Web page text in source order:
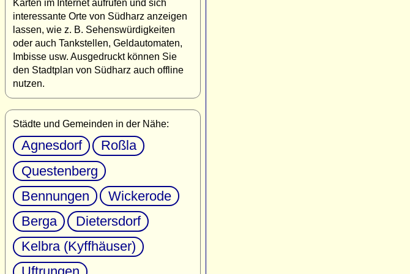
Karten im Internet aufrufen und sich
interessante Orte von Südharz anzeigen
lassen, wie z. B. Sehenswürdigkeiten
oder auch Tankstellen, Geldautomaten,
Imbisse usw. Ausgedruckt können Sie
den Stadtplan von Südharz auch offline
nutzen.
Städte und Gemeinden in der Nähe:
Agnesdorf
Roßla
Questenberg
Bennungen
Wickerode
Berga
Dietersdorf
Kelbra (Kyffhäuser)